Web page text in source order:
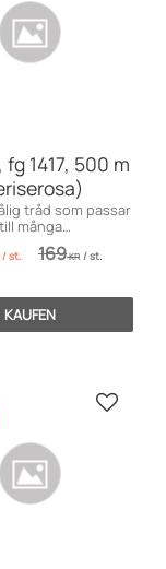
1417, 500 m
tråd som passar
till många
inom
men även för
/st. 169KR /st.
KAUFEN
Zu